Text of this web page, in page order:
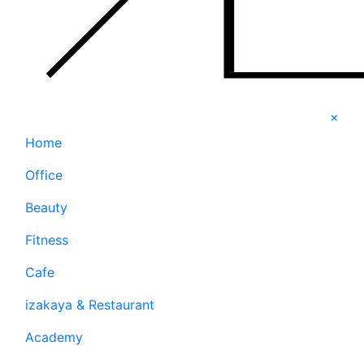
×
Home
Office
Beauty
Fitness
Cafe
izakaya & Restaurant
Academy